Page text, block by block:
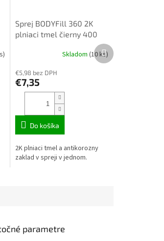
Sprej BODYFill 360 2K
plniaci tmel čierny 400
Skladom (10 ks)
€5,98 bez DPH
€7,35
Do košíka
2K plniaci tmel a antikorozny
zaklad v spreji v jednom.
Ďalší
produkt
parametre